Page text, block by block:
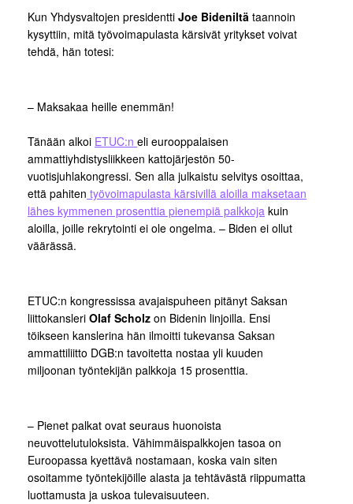
Kun Yhdysvaltojen presidentti Joe Bideniltä taannoin
kysyttiin, mitä työvoimapulasta kärsivät yritykset voivat
tehdä, hän totesi:
– Maksakaa heille enemmän!
Tänään alkoi ETUC:n eli eurooppalaisen
ammattiyhdistysliikkeen kattojärjestön 50-
vuotisjuhlakongressi. Sen alla julkaistu selvitys osoittaa,
että pahiten työvoimapulasta kärsivillä aloilla maksetaan
lähes kymmenen prosenttia pienempiä palkkoja kuin
aloilla, joille rekrytointi ei ole ongelma. – Biden ei ollut
väärässä.
ETUC:n kongressissa avajaispuheen pitänyt Saksan
liittokansleri Olaf Scholz on Bidenin linjoilla. Ensi
töikseen kanslerina hän ilmoitti tukevansa Saksan
ammattiliitto DGB:n tavoitetta nostaa yli kuuden
miljoonan työntekijän palkkoja 15 prosenttia.
– Pienet palkat ovat seuraus huonoista
neuvottelutuloksista. Vähimmäispalkkojen tasoa on
Euroopassa kyettävä nostamaan, koska vain siten
osoitamme työntekijöille alasta ja tehtävästä riippumatta
luottamusta ja uskoa tulevaisuuteen.